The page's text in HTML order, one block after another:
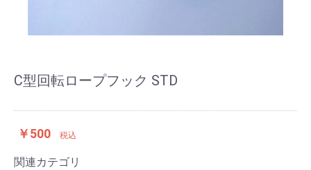
C型回転ロープフック STD
￥500 税込
関連カテゴリ